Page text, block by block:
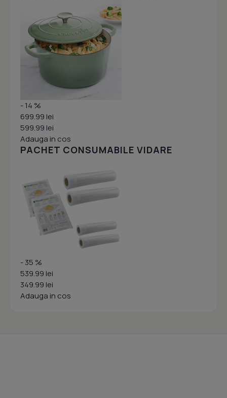
- 14 %
699.99 lei
599.99 lei
Adauga in cos
PACHET CONSUMABILE VIDARE
- 35 %
539.99 lei
349.99 lei
Adauga in cos